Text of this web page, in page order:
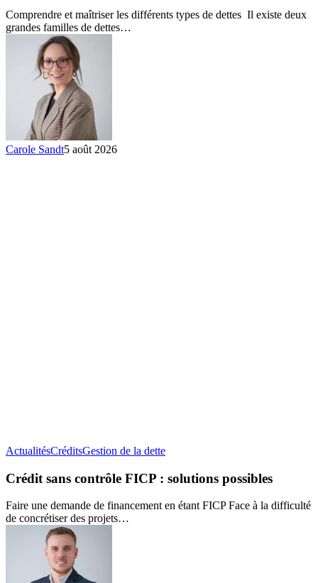
types
de
Comprendre et maîtriser les différents types de dettes Il existe deux
grandes familles de dettes…
Carole Sandt5 août 2026
ActualitésCréditsGestion de la detteCrédit
contrôle
solutions
Crédit sans contrôle FICP : solutions possibles
Faire une demande de financement en étant FICP Face à la difficulté
de concrétiser des projets…